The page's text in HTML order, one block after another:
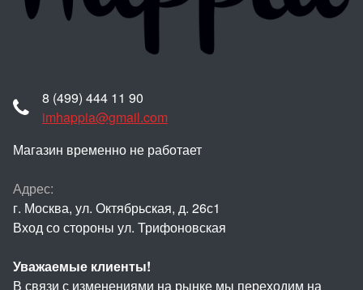
8 (499) 444 11 90
imhappia@gmail.com
Магазин временно не работает
Адрес:
г. Москва, ул. Октябрьская, д. 26с1
Вход со стороны ул. Трифоновская
Уважаемые клиенты!
В связи с изменениями на рынке мы переходим на